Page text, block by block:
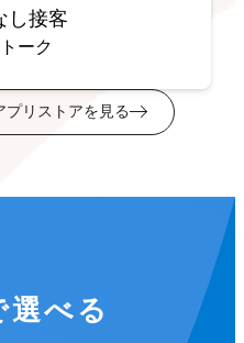
し接客
ーク
プリストアを見る
選べる